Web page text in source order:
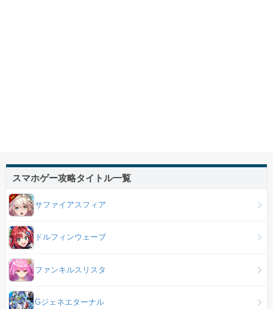
スマホゲー攻略タイトル一覧
サファイアスフィア
ドルフィンウェーブ
ファンキルスリスタ
Gジェネエターナル